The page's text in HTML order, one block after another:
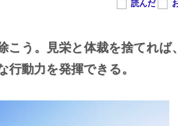
こう。
見栄と体裁を捨てれば、
行動力を発揮できる。